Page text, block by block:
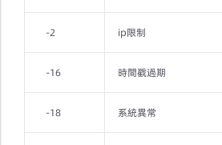
-2 ip限制
-16 時間戳過期
-18 系統異常